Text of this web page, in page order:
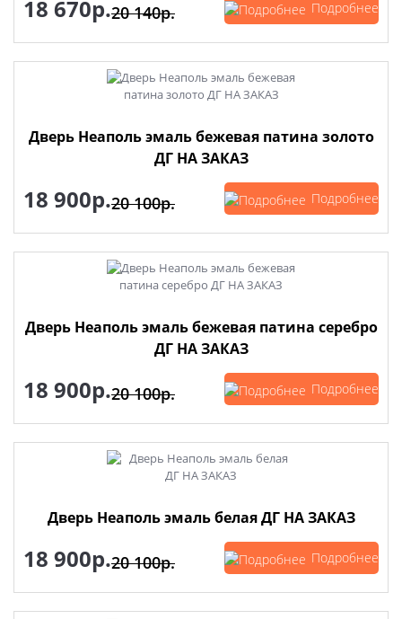
18 670р.20 140р. Подробнее
Дверь Неаполь эмаль бежевая патина золото
ДГ НА ЗАКАЗ
18 900р.20 100р. Подробнее
Дверь Неаполь эмаль бежевая патина серебро
ДГ НА ЗАКАЗ
18 900р.20 100р. Подробнее
Дверь Неаполь эмаль белая ДГ НА ЗАКАЗ
18 900р.20 100р. Подробнее